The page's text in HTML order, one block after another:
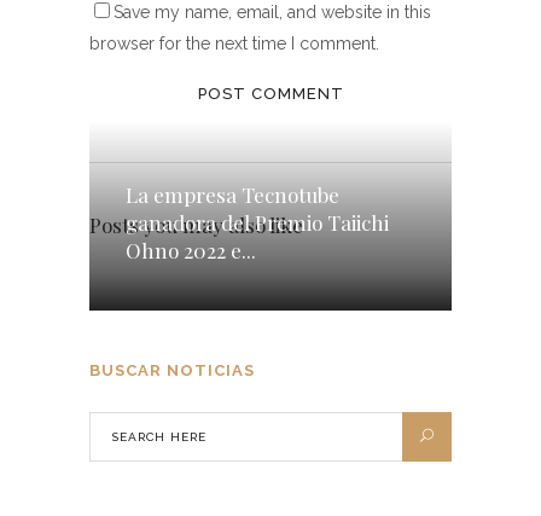
Save my name, email, and website in this
browser for the next time I comment.
Posts you may also like
La empresa Tecnotube
ganadora del Premio Taiichi
Ohno 2022 e...
BUSCAR NOTICIAS